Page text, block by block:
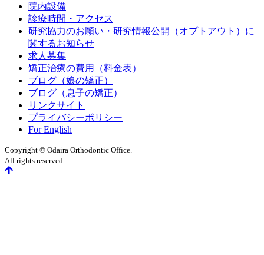
院内設備
診療時間・アクセス
研究協力のお願い・研究情報公開（オプトアウト）に
関するお知らせ
求人募集
矯正治療の費用（料金表）
ブログ（娘の矯正）
ブログ（息子の矯正）
リンクサイト
プライバシーポリシー
For English
Copyright © Odaira Orthodontic Office.
All rights reserved.